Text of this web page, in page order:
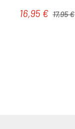
16,95 € 17,95 €